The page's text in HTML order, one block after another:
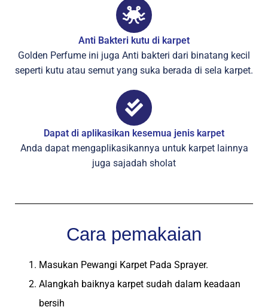
Anti Bakteri kutu di karpet
Golden Perfume ini juga Anti bakteri dari binatang kecil
seperti kutu atau semut yang suka berada di sela karpet.
Dapat di aplikasikan kesemua jenis karpet
Anda dapat mengaplikasikannya untuk karpet lainnya
juga sajadah sholat
Cara pemakaian
Masukan Pewangi Karpet Pada Sprayer.
Alangkah baiknya karpet sudah dalam keadaan
bersih